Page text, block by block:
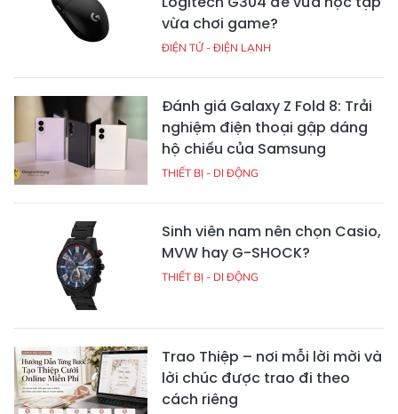
vừa chơi game?
ĐIỆN TỬ - ĐIỆN LẠNH
Đánh giá Galaxy Z Fold 8: Trải
nghiệm điện thoại gập dáng
hộ chiếu của Samsung
THIẾT BỊ - DI ĐỘNG
Sinh viên nam nên chọn Casio,
MVW hay G-SHOCK?
THIẾT BỊ - DI ĐỘNG
Trao Thiệp – nơi mỗi lời mời và
lời chúc được trao đi theo
cách riêng